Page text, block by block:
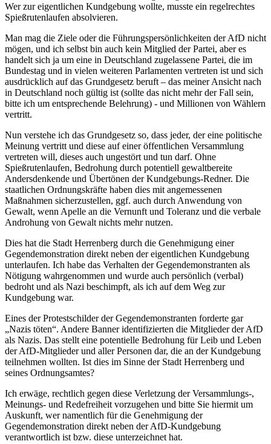
Wer zur eigentlichen Kundgebung wollte, musste ein regelrechtes
Spießrutenlaufen absolvieren.
Man mag die Ziele oder die Führungspersönlichkeiten der AfD nicht
mögen, und ich selbst bin auch kein Mitglied der Partei, aber es
handelt sich ja um eine in Deutschland zugelassene Partei, die im
Bundestag und in vielen weiteren Parlamenten vertreten ist und sich
ausdrücklich auf das Grundgesetz beruft – das meiner Ansicht nach
in Deutschland noch gültig ist (sollte das nicht mehr der Fall sein,
bitte ich um entsprechende Belehrung) - und Millionen von Wählern
vertritt.
Nun verstehe ich das Grundgesetz so, dass jeder, der eine politische
Meinung vertritt und diese auf einer öffentlichen Versammlung
vertreten will, dieses auch ungestört und tun darf. Ohne
Spießrutenlaufen, Bedrohung durch potentiell gewaltbereite
Andersdenkende und Übertönen der Kundgebungs-Redner. Die
staatlichen Ordnungskräfte haben dies mit angemessenen
Maßnahmen sicherzustellen, ggf. auch durch Anwendung von
Gewalt, wenn Apelle an die Vernunft und Toleranz und die verbale
Androhung von Gewalt nichts mehr nutzen.
Dies hat die Stadt Herrenberg durch die Genehmigung einer
Gegendemonstration direkt neben der eigentlichen Kundgebung
unterlaufen. Ich habe das Verhalten der Gegendemonstranten als
Nötigung wahrgenommen und wurde auch persönlich (verbal)
bedroht und als Nazi beschimpft, als ich auf dem Weg zur
Kundgebung war.
Eines der Protestschilder der Gegendemonstranten forderte gar
„Nazis töten“. Andere Banner identifizierten die Mitglieder der AfD
als Nazis. Das stellt eine potentielle Bedrohung für Leib und Leben
der AfD-Mitglieder und aller Personen dar, die an der Kundgebung
teilnehmen wollten. Ist dies im Sinne der Stadt Herrenberg und
seines Ordnungsamtes?
Ich erwäge, rechtlich gegen diese Verletzung der Versammlungs-,
Meinungs- und Redefreiheit vorzugehen und bitte Sie hiermit um
Auskunft, wer namentlich für die Genehmigung der
Gegendemonstration direkt neben der AfD-Kundgebung
verantwortlich ist bzw. diese unterzeichnet hat.